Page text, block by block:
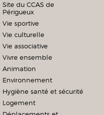
Site du CCAS de
Périgueux
Vie sportive
Vie culturelle
Vie associative
Vivre ensemble
Animation
Environnement
Hygiène santé et sécurité
Logement